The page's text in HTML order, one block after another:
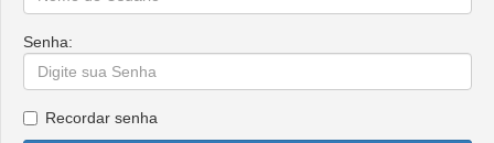
Senha:
Recordar senha